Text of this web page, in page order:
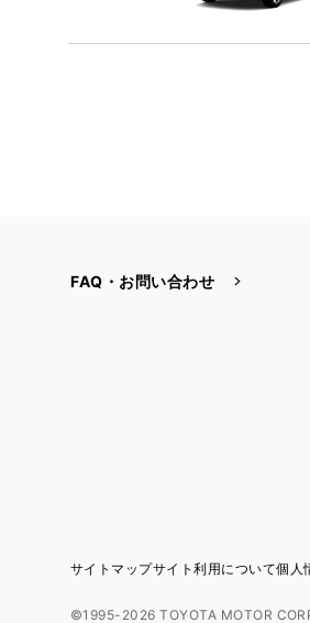
FAQ・お問い合わせ
サイトマップサイト利用について個人
©1995-2026 TOYOTA MOTOR